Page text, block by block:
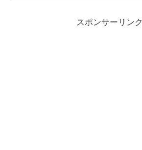
スポンサーリンク